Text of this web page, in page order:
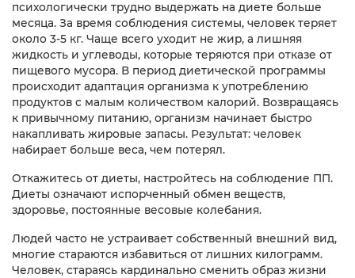
психологически трудно выдержать на диете больше
месяца. За время соблюдения системы, человек теряет
около 3-5 кг. Чаще всего уходит не жир, а лишняя
жидкость и углеводы, которые теряются при отказе от
пищевого мусора. В период диетической программы
происходит адаптация организма к употреблению
продуктов с малым количеством калорий. Возвращаясь
к привычному питанию, организм начинает быстро
накапливать жировые запасы. Результат: человек
набирает больше веса, чем потерял.
Откажитесь от диеты, настройтесь на соблюдение ПП.
Диеты означают испорченный обмен веществ,
здоровье, постоянные весовые колебания.
Людей часто не устраивает собственный внешний вид,
многие стараются избавиться от лишних килограмм.
Человек, стараясь кардинально сменить образ жизни